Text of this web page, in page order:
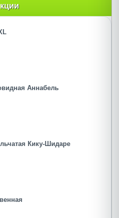
Аннабель
Кику-Шидаре